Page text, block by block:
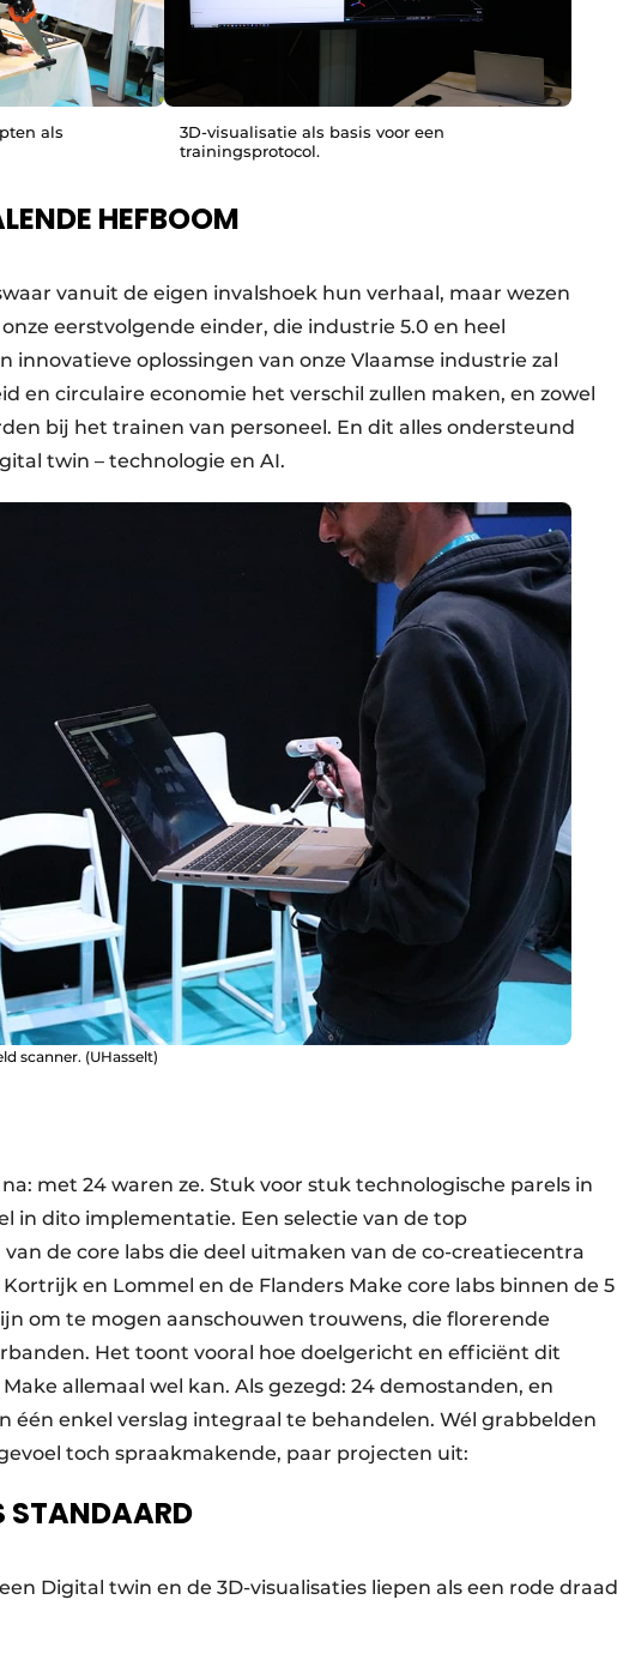
als
3D-visualisatie als basis voor een
trainingsprotocol.
HEFBOOM
vanuit de eigen invalshoek hun verhaal, maar wezen
eerstvolgende einder, die industrie 5.0 en heel
innovatieve oplossingen van onze Vlaamse industrie zal
en circulaire economie het verschil zullen maken, en zowel
bij het trainen van personeel. En dit alles ondersteund
twin – technologie en AI.
scanner. (UHasselt)
met 24 waren ze. Stuk voor stuk technologische parels in
in dito implementatie. Een selectie van de top
de core labs die deel uitmaken van de co-creatiecentra
en Lommel en de Flanders Make core labs binnen de 5
om te mogen aanschouwen trouwens, die florerende
Het toont vooral hoe doelgericht en efficiënt dit
allemaal wel kan. Als gezegd: 24 demostanden, en
één enkel verslag integraal te behandelen. Wél grabbelden
toch spraakmakende, paar projecten uit:
STANDAARD
Digital twin en de 3D-visualisaties liepen als een rode draad